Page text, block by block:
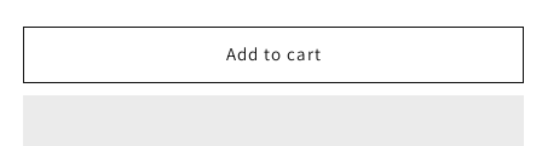
for
&quot;Τι
for
Κούπα
&quot;Τι
Add to cart